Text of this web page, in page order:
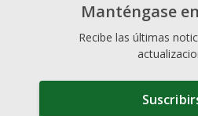
Manténgase
Recibe las últimas